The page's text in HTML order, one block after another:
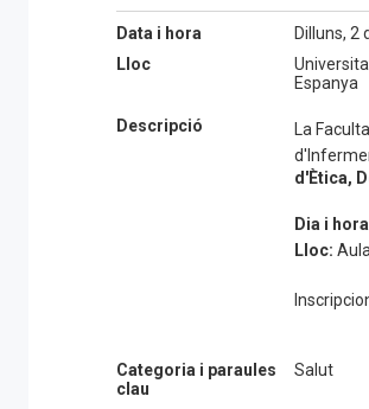
Data i hora
Dilluns, 2
Lloc
Espanya
Descripció
La
d'Ètica,
Dia i
Lloc:
Categoria i paraules
clau
Salut